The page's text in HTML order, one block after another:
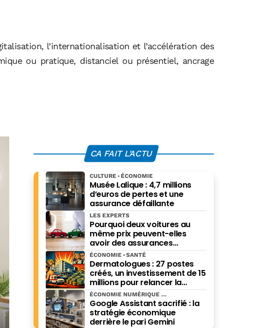
l’internationalisation et l’accélération des
ou pratique, distanciel ou présentiel, ancrage
CA FAIT L'ACTU
Musée Lalique : 4,7 millions
d’euros de pertes et une
assurance défaillante
CULTURE ÉCONOMIE
Pourquoi deux voitures au
même prix peuvent-elles
avoir des assurances
différentes ?
LES EXPERTS
Dermatologues : 27 postes
créés, un investissement de 15
millions pour relancer la
spécialité
ÉCONOMIE SANTÉ
Google Assistant sacrifié : la
stratégie économique
derrière le pari Gemini
ÉCONOMIE NUMÉRIQUE